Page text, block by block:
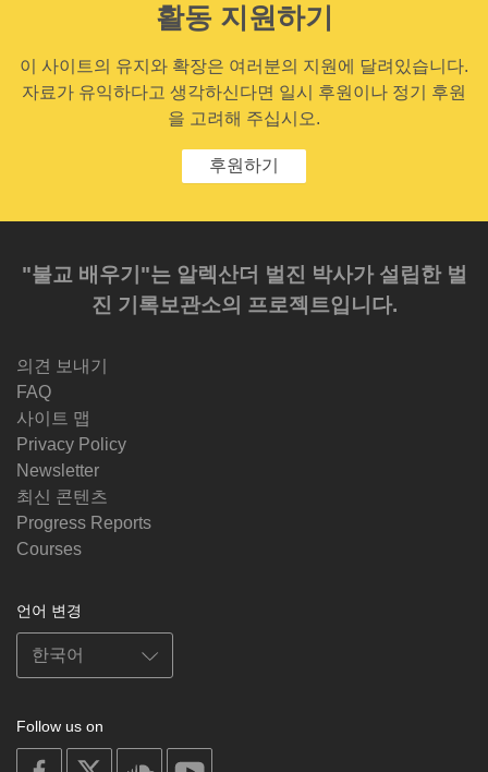
활동 지원하기
이 사이트의 유지와 확장은 여러분의 지원에 달려있습니다.
자료가 유익하다고 생각하신다면 일시 후원이나 정기 후원
을 고려해 주십시오.
후원하기
"불교 배우기"는 알렉산더 벌진 박사가 설립한 벌
진 기록보관소의 프로젝트입니다.
의견 보내기
FAQ
사이트 맵
Privacy Policy
Newsletter
최신 콘텐츠
Progress Reports
Courses
언어 변경
Follow us on
on